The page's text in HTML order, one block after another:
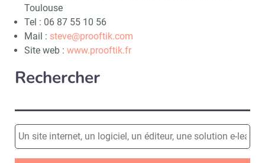
Toulouse
Tel : 06 87 55 10 56
Mail : steve@prooftik.com
Site web : www.prooftik.fr
Rechercher